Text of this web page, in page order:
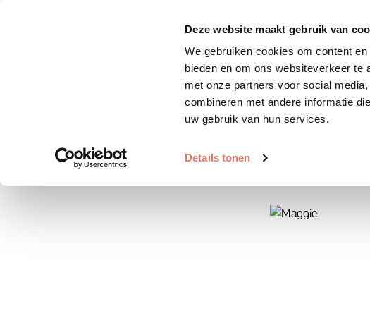
Deze website maakt gebruik van
We gebruiken cookies om content
bieden en om ons websiteverkeer te
met onze partners voor social
combineren met andere informatie
uw gebruik van hun services.
Details tonen
Zoek huisdier Plaats huisdier